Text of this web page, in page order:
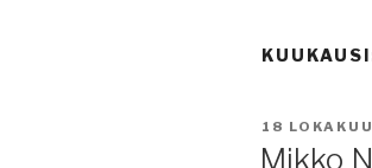
JULKAISTU
18
Mikko